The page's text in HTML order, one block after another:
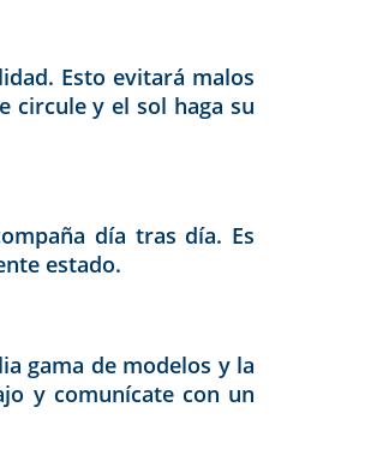
Esto evitará malos
circule y el sol haga su
día tras día. Es
estado.
gama de modelos y la
y comunícate con un